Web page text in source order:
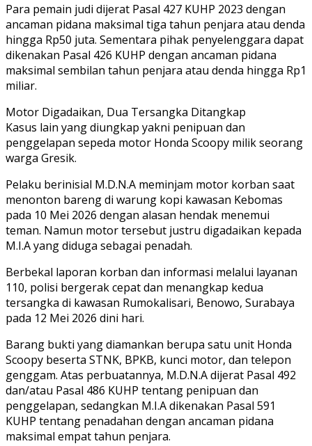
Para pemain judi dijerat Pasal 427 KUHP 2023 dengan
ancaman pidana maksimal tiga tahun penjara atau denda
hingga Rp50 juta. Sementara pihak penyelenggara dapat
dikenakan Pasal 426 KUHP dengan ancaman pidana
maksimal sembilan tahun penjara atau denda hingga Rp1
miliar.
Motor Digadaikan, Dua Tersangka Ditangkap
Kasus lain yang diungkap yakni penipuan dan
penggelapan sepeda motor Honda Scoopy milik seorang
warga Gresik.
Pelaku berinisial M.D.N.A meminjam motor korban saat
menonton bareng di warung kopi kawasan Kebomas
pada 10 Mei 2026 dengan alasan hendak menemui
teman. Namun motor tersebut justru digadaikan kepada
M.I.A yang diduga sebagai penadah.
Berbekal laporan korban dan informasi melalui layanan
110, polisi bergerak cepat dan menangkap kedua
tersangka di kawasan Rumokalisari, Benowo, Surabaya
pada 12 Mei 2026 dini hari.
Barang bukti yang diamankan berupa satu unit Honda
Scoopy beserta STNK, BPKB, kunci motor, dan telepon
genggam. Atas perbuatannya, M.D.N.A dijerat Pasal 492
dan/atau Pasal 486 KUHP tentang penipuan dan
penggelapan, sedangkan M.I.A dikenakan Pasal 591
KUHP tentang penadahan dengan ancaman pidana
maksimal empat tahun penjara.